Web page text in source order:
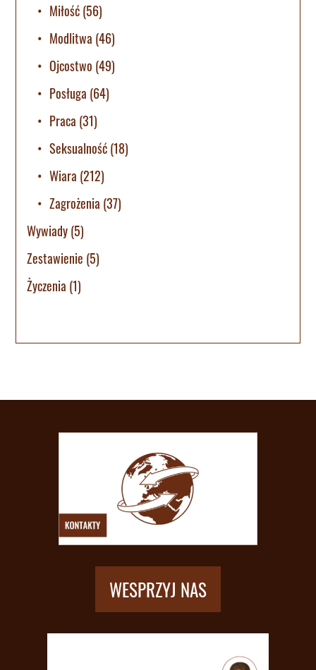
Miłość(56)
Modlitwa (46)
Ojcostwo (49)
Posługa (64)
Praca (31)
Seksualność(18)
Wiara (212)
Zagrożenia (37)
Wywiady(5)
Zestawienie (5)
Życzenia (1)
WESPRZYJ NAS